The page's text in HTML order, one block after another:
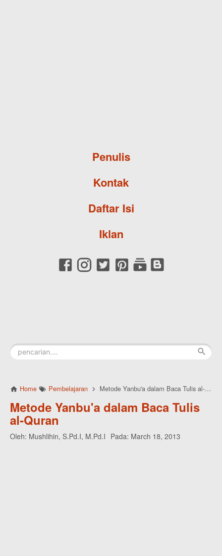
Penulis
Kontak
Daftar Isi
Iklan
Home Pembelajaran Metode Yanbu'a dalam Baca Tulis al-Quran
Metode Yanbu'a dalam Baca Tulis
al-Quran
Oleh: Mushlihin, S.Pd.I, M.Pd.I Pada: March 18, 2013